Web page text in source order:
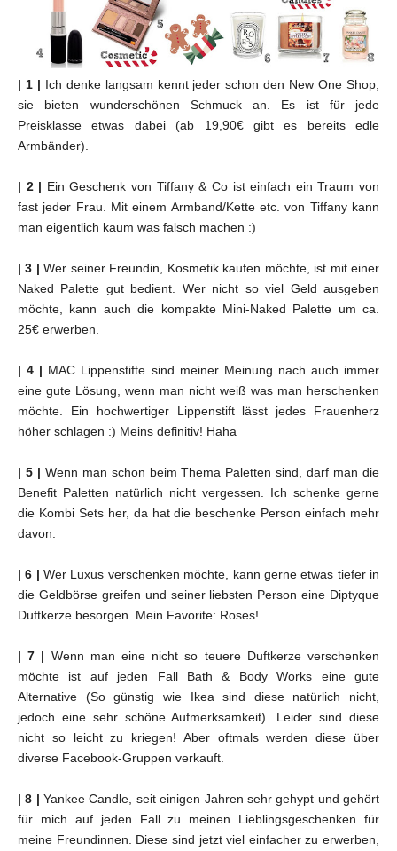
| 1 | Ich denke langsam kennt jeder schon den New One Shop,
sie bieten wunderschönen Schmuck an. Es ist für jede
Preisklasse etwas dabei (ab 19,90€ gibt es bereits edle
Armbänder).
| 2 | Ein Geschenk von Tiffany & Co ist einfach ein Traum von
fast jeder Frau. Mit einem Armband/Kette etc. von Tiffany kann
man eigentlich kaum was falsch machen :)
| 3 | Wer seiner Freundin, Kosmetik kaufen möchte, ist mit einer
Naked Palette gut bedient. Wer nicht so viel Geld ausgeben
möchte, kann auch die kompakte Mini-Naked Palette um ca.
25€ erwerben.
| 4 | MAC Lippenstifte sind meiner Meinung nach auch immer
eine gute Lösung, wenn man nicht weiß was man herschenken
möchte. Ein hochwertiger Lippenstift lässt jedes Frauenherz
höher schlagen :) Meins definitiv! Haha
| 5 | Wenn man schon beim Thema Paletten sind, darf man die
Benefit Paletten natürlich nicht vergessen. Ich schenke gerne
die Kombi Sets her, da hat die beschenke Person einfach mehr
davon.
| 6 | Wer Luxus verschenken möchte, kann gerne etwas tiefer in
die Geldbörse greifen und seiner liebsten Person eine Diptyque
Duftkerze besorgen. Mein Favorite: Roses!
| 7 | Wenn man eine nicht so teuere Duftkerze verschenken
möchte ist auf jeden Fall Bath & Body Works eine gute
Alternative (So günstig wie Ikea sind diese natürlich nicht,
jedoch eine sehr schöne Aufmerksamkeit). Leider sind diese
nicht so leicht zu kriegen! Aber oftmals werden diese über
diverse Facebook-Gruppen verkauft.
| 8 |Yankee Candle, seit einigen Jahren sehr gehypt und gehört
für mich auf jeden Fall zu meinen Lieblingsgeschenken für
meine Freundinnen. Diese sind jetzt viel einfacher zu erwerben,